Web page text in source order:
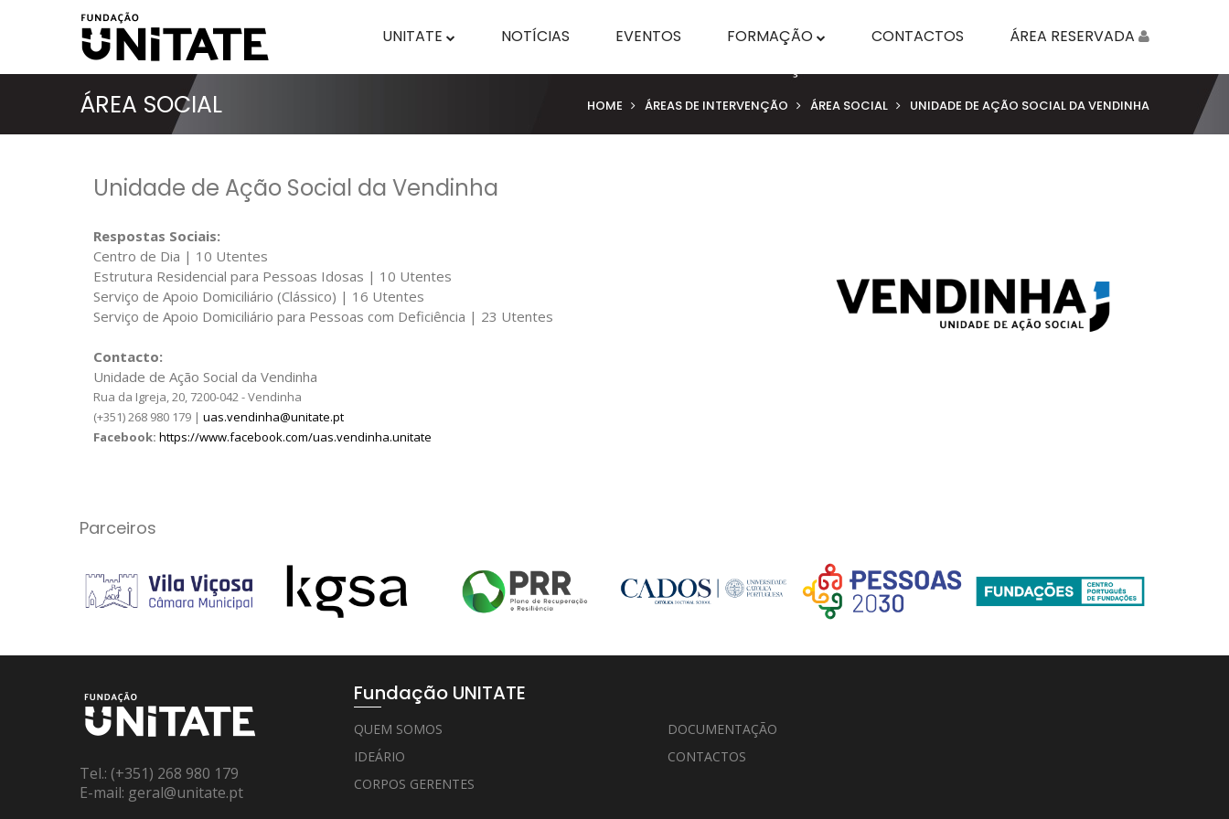
UNITATE NOTÍCIAS EVENTOS FORMAÇÃO CONTACTOS ÁREA RESERVADA
ÁREA SOCIAL HOME ÁREAS DE INTERVENÇÃO ÁREA SOCIAL UNIDADE DE AÇÃO SOCIAL DA VENDINHA
Unidade de Ação Social da Vendinha
Respostas Sociais:
Centro de Dia | 10 Utentes
Estrutura Residencial para Pessoas Idosas | 10 Utentes
Serviço de Apoio Domiciliário (Clássico) | 16 Utentes
Serviço de Apoio Domiciliário para Pessoas com Deficiência | 23 Utentes
Contacto:
Unidade de Ação Social da Vendinha
Rua da Igreja, 20, 7200-042 - Vendinha
(+351) 268 980 179 | uas.vendinha@unitate.pt
Facebook: https://www.facebook.com/uas.vendinha.unitate
Parceiros
Tel.: (+351) 268 980 179
E-mail: geral@unitate.pt
Fundação UNITATE
QUEM SOMOS
IDEÁRIO
CORPOS GERENTES
DOCUMENTAÇÃO
CONTACTOS